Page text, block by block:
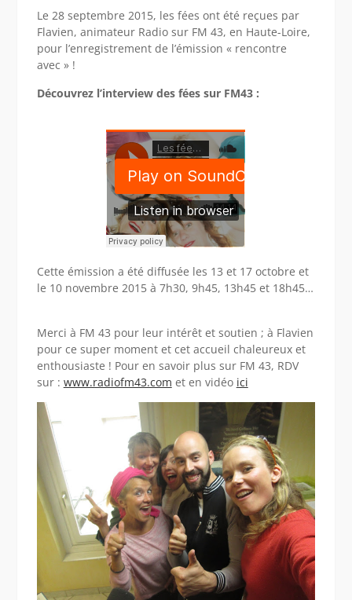
Le 28 septembre 2015, les fées ont été reçues par
Flavien, animateur Radio sur FM 43, en Haute-Loire,
pour l’enregistrement de l’émission « rencontre
avec » !
Découvrez l’interview des fées sur FM43 :
Cette émission a été diffusée les 13 et 17 octobre et
le 10 novembre 2015 à 7h30, 9h45, 13h45 et 18h45…
Merci à FM 43 pour leur intérêt et soutien ; à Flavien
pour ce super moment et cet accueil chaleureux et
enthousiaste ! Pour en savoir plus sur FM 43, RDV
sur : www.radiofm43.com et en vidéo ici